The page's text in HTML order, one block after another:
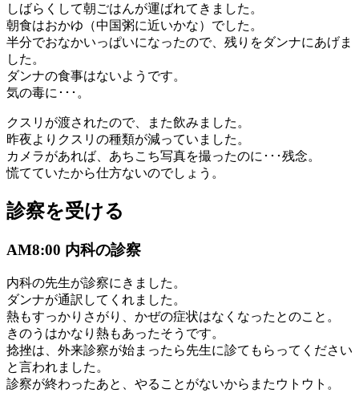
しばらくして朝ごはんが運ばれてきました。
朝食はおかゆ（中国粥に近いかな）でした。
半分でおなかいっぱいになったので、残りをダンナにあげま
した。
ダンナの食事はないようです。
気の毒に･･･。
クスリが渡されたので、また飲みました。
昨夜よりクスリの種類が減っていました。
カメラがあれば、あちこち写真を撮ったのに･･･残念。
慌てていたから仕方ないのでしょう。
診察を受ける
AM8:00 内科の診察
内科の先生が診察にきました。
ダンナが通訳してくれました。
熱もすっかりさがり、かぜの症状はなくなったとのこと。
きのうはかなり熱もあったそうです。
捻挫は、外来診察が始まったら先生に診てもらってください
と言われました。
診察が終わったあと、やることがないからまたウトウト。